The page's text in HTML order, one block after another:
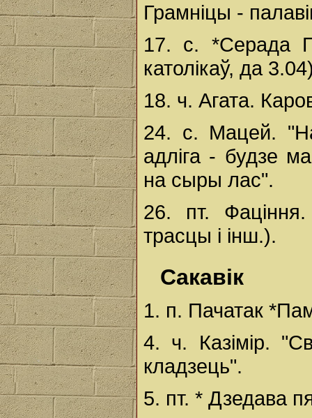
Грамніцы -
17. с. *Серада
католікаў, да
18. ч. Агата.
24. с. Мацей.
адліга - будзе
на сыры лас".
26. пт.
трасцы і інш.).
Сакавік
1. п. Пачатак
4. ч. Казімір.
кладзець".
5. пт. * Дзедава